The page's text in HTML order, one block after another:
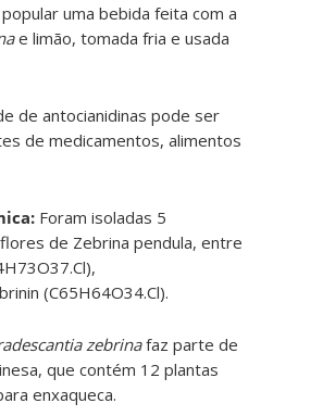
uma bebida feita com a
e limão, tomada fria e usada
de antocianidinas pode ser
de medicamentos, alimentos
Foram isoladas 5
de Zebrina pendula, entre
(C65H64O34.Cl).
zebrinafaz parte de
que contém 12 plantas
enxaqueca.